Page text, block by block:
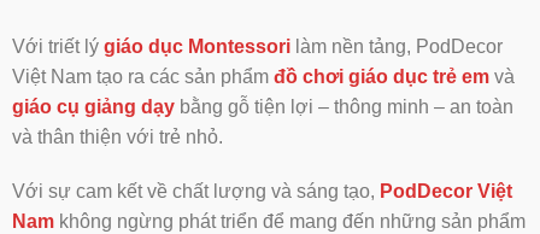
Với triết lý giáo dục Montessorilàm nền tảng, PodDecor
Việt Nam tạo ra các sản phẩm đồ chơi giáo dục trẻ emvà
giáo cụ giảng dạybằng gỗ tiện lợi – thông minh – an toàn
và thân thiện với trẻ nhỏ.
Với sự cam kết về chất lượng và sáng tạo, PodDecor Việt
Namkhông ngừng phát triển để mang đến những sản phẩm